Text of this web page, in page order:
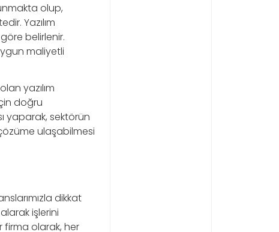
olup,
Yazılım
belirlenir.
maliyetli
yazılım
doğru
yaparak, sektörün
ulaşabilmesi
dikkat
işlerini
firma olarak, her